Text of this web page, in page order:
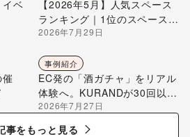
イベ
【2026年5月】人気スペース
ランキング｜1位のスペースを
編集部が解説
2026年7月29日
催
事例紹介
EC発の「酒ガチャ」をリアル
体験へ。KURANDが30回以上
のポップアップ出店で届け
る“新しいお酒との出会い”
2026年7月27日
事をもっと見る